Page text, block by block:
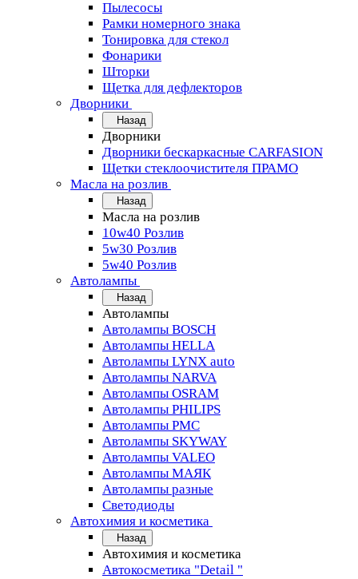
Пылесосы
Рамки номерного знака
Тонировка для стекол
Фонарики
Шторки
Щетка для дефлекторов
Дворники
Назад
Дворники
Дворники бескаркасные CARFASION
Щетки стеклоочистителя ПРАМО
Масла на розлив
Назад
Масла на розлив
10w40 Розлив
5w30 Розлив
5w40 Розлив
Автолампы
Назад
Автолампы
Автолампы BOSCH
Автолампы HELLA
Автолампы LYNX auto
Автолампы NARVA
Автолампы OSRAM
Автолампы PHILIPS
Автолампы PMC
Автолампы SKYWAY
Автолампы VALEO
Автолампы МАЯК
Автолампы разные
Светодиоды
Автохимия и косметика
Назад
Автохимия и косметика
Автокосметика "Detail "